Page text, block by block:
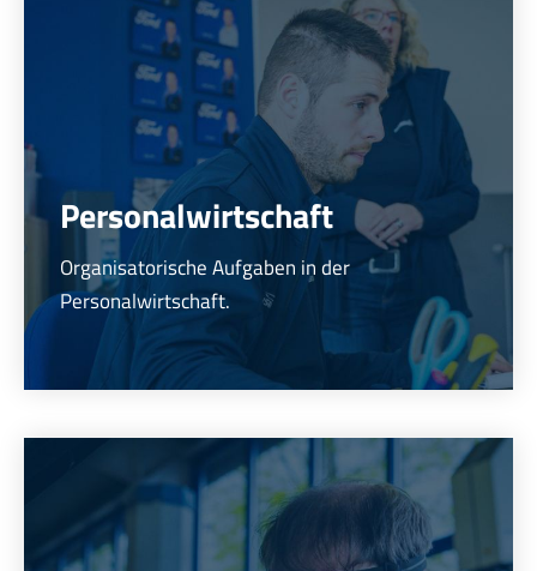
Personalwirtschaft
Organisatorische Aufgaben in der
Personalwirtschaft.